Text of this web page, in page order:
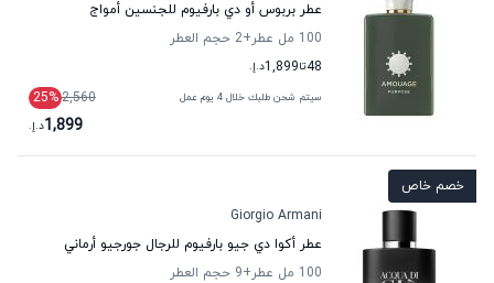
عطر بربوس أو دي بارفيوم للجنسين أمواج
100 مل عطر
+2
حجم العطر
48تا1,899د.إ.
سيتم شحن طلبك خلال 4 يوم عمل 2,560
25%
1,899د.إ.
خصم خاص
Giorgio Armani
عطر أكوا دي جيو بارفيوم للرجال جورجيو أرماني
100 مل عطر
+9
حجم العطر